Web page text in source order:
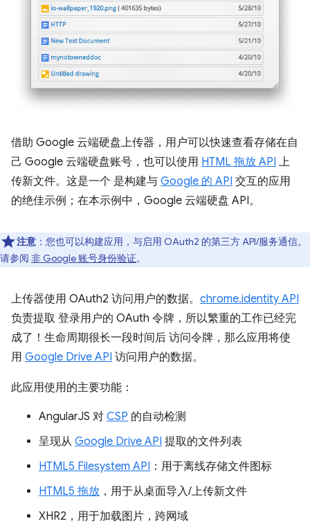
借助 Google 云端硬盘上传器，用户可以快速查看存储在自
己 Google 云端硬盘账号，也可以使用 HTML 拖放 API 上
传新文件。这是一个 是构建与 Google 的 API 交互的应用
的绝佳示例；在本示例中，Google 云端硬盘 API。
注意 ：您也可以构建应用，与启用 OAuth2 的第三方 API/服务通信。
请参阅 非 Google 账号身份验证。
上传器使用 OAuth2 访问用户的数据。 chrome.identity API
负责提取 登录用户的 OAuth 令牌，所以繁重的工作已经完
成了！生命周期很长一段时间后 访问令牌，那么应用将使
用 Google Drive API 访问用户的数据。
此应用使用的主要功能：
AngularJS 对 CSP 的自动检测
呈现从 Google Drive API 提取的文件列表
HTML5 Filesystem API ：用于离线存储文件图标
HTML5 拖放 ，用于从桌面导入/上传新文件
XHR2，用于加载图片，跨网域